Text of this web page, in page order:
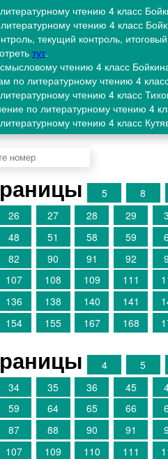
чтению 4 класс
чтению 4 класс
текущий контроль,
тут.
чтению 4 класс
по литературному чтению 4
чтению 4 класс
по литературному чтению 4
чтению 4 класс
5 8
26 27 28 29
48 51 58 59
82 90 91 92
107 108 109 111
136 138 140 141
154 155 167 168
4 5
34 35 36 45
59 64 65 66
87 88 90 91
107 109 110 111